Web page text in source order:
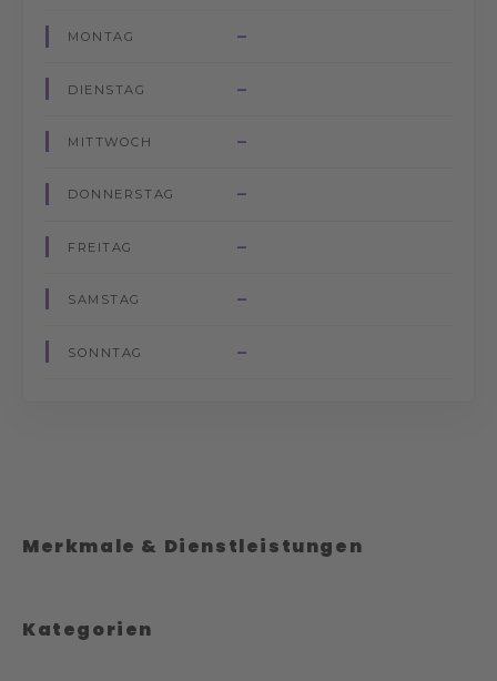
MONTAG –
DIENSTAG –
MITTWOCH –
DONNERSTAG –
FREITAG –
SAMSTAG –
SONNTAG –
Merkmale & Dienstleistungen
Kategorien